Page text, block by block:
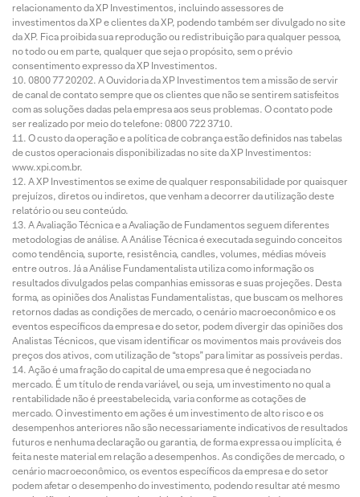
relacionamento da XP Investimentos, incluindo assessores de
investimentos da XP e clientes da XP, podendo também ser divulgado no site
da XP. Fica proibida sua reprodução ou redistribuição para qualquer pessoa,
no todo ou em parte, qualquer que seja o propósito, sem o prévio
consentimento expresso da XP Investimentos.
0800 77 20202. A Ouvidoria da XP Investimentos tem a missão de servir
de canal de contato sempre que os clientes que não se sentirem satisfeitos
com as soluções dadas pela empresa aos seus problemas. O contato pode
ser realizado por meio do telefone: 0800 722 3710.
O custo da operação e a política de cobrança estão definidos nas tabelas
de custos operacionais disponibilizadas no site da XP Investimentos:
www.xpi.com.br.
A XP Investimentos se exime de qualquer responsabilidade por quaisquer
prejuízos, diretos ou indiretos, que venham a decorrer da utilização deste
relatório ou seu conteúdo.
A Avaliação Técnica e a Avaliação de Fundamentos seguem diferentes
metodologias de análise. A Análise Técnica é executada seguindo conceitos
como tendência, suporte, resistência, candles, volumes, médias móveis
entre outros. Já a Análise Fundamentalista utiliza como informação os
resultados divulgados pelas companhias emissoras e suas projeções. Desta
forma, as opiniões dos Analistas Fundamentalistas, que buscam os melhores
retornos dadas as condições de mercado, o cenário macroeconômico e os
eventos específicos da empresa e do setor, podem divergir das opiniões dos
Analistas Técnicos, que visam identificar os movimentos mais prováveis dos
preços dos ativos, com utilização de “stops” para limitar as possíveis perdas.
Ação é uma fração do capital de uma empresa que é negociada no
mercado. É um título de renda variável, ou seja, um investimento no qual a
rentabilidade não é preestabelecida, varia conforme as cotações de
mercado. O investimento em ações é um investimento de alto risco e os
desempenhos anteriores não são necessariamente indicativos de resultados
futuros e nenhuma declaração ou garantia, de forma expressa ou implícita, é
feita neste material em relação a desempenhos. As condições de mercado, o
cenário macroeconômico, os eventos específicos da empresa e do setor
podem afetar o desempenho do investimento, podendo resultar até mesmo